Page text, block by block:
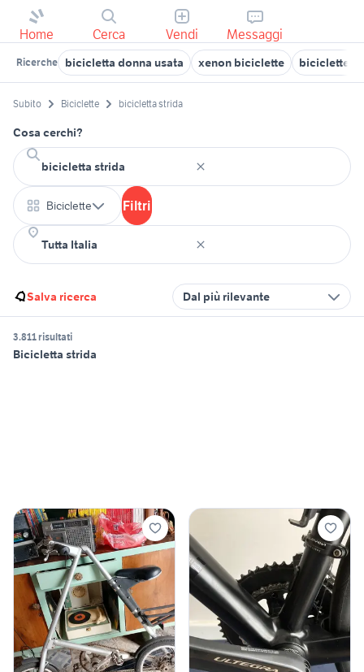
Home Cerca Vendi Messaggi
Ricerche bicicletta donna usata xenon biciclette biciclette
Subito Biciclette bicicletta strida
Cosa cerchi?
Biciclette Filtri
Salva ricerca Dal più rilevante
3.811 risultati
Bicicletta strida